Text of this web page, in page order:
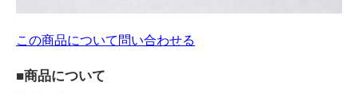
この商品について問い合わせる
■商品について